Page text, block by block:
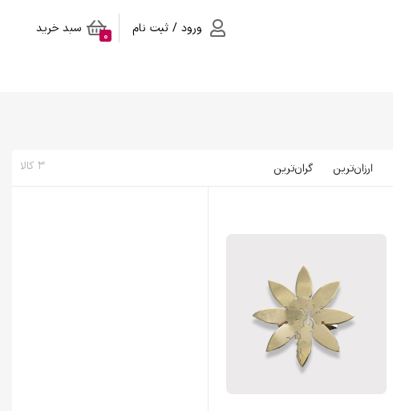
ورود / ثبت نام سبد خرید
0
3 کالا ارزان‌ترین گران‌ترین